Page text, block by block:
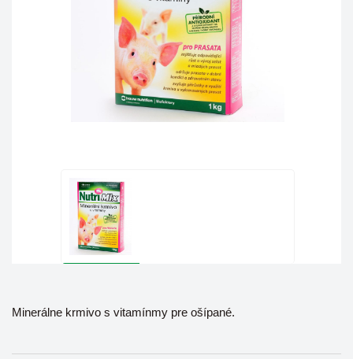
Minerálne krmivo s vitamínmy pre ošípané.